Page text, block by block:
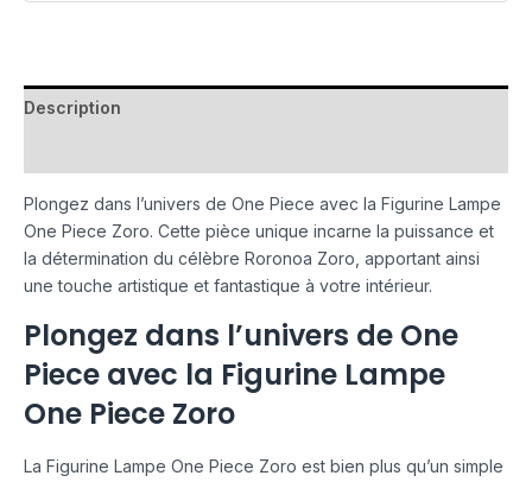
Description
Plongez dans l’univers de One Piece avec la Figurine Lampe
One Piece Zoro. Cette pièce unique incarne la puissance et
la détermination du célèbre Roronoa Zoro, apportant ainsi
une touche artistique et fantastique à votre intérieur.
Plongez dans l’univers de One
Piece avec la Figurine Lampe
One Piece Zoro
La Figurine Lampe One Piece Zoro est bien plus qu’un simple